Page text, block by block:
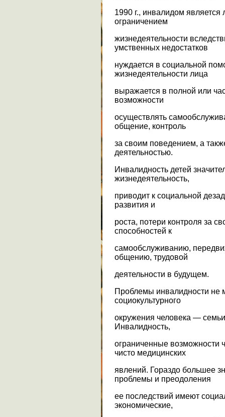
1990 г., инвалидом является
ограничением
жизнедеятельности
умственных недостатков
нуждается в социальной
жизнедеятельности лица
выражается в полной или
возможности
осуществлять
общение, контроль
за своим поведением, а
деятельностью.
Инвалидность детей
жизнедеятельность,
приводит к социальной
развития и
роста, потери контроля за
способностей к
самообслуживанию,
общению, трудовой
деятельности в будущем.
Проблемы инвалидности не
социокультурного
окружения человека —
Инвалидность,
ограниченные возможности
чисто медицинских
явлений. Гораздо большее
проблемы и преодоления
ее последствий имеют
экономические,